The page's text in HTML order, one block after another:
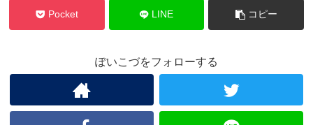
Pocket LINE コピー
ぽいこづをフォローする